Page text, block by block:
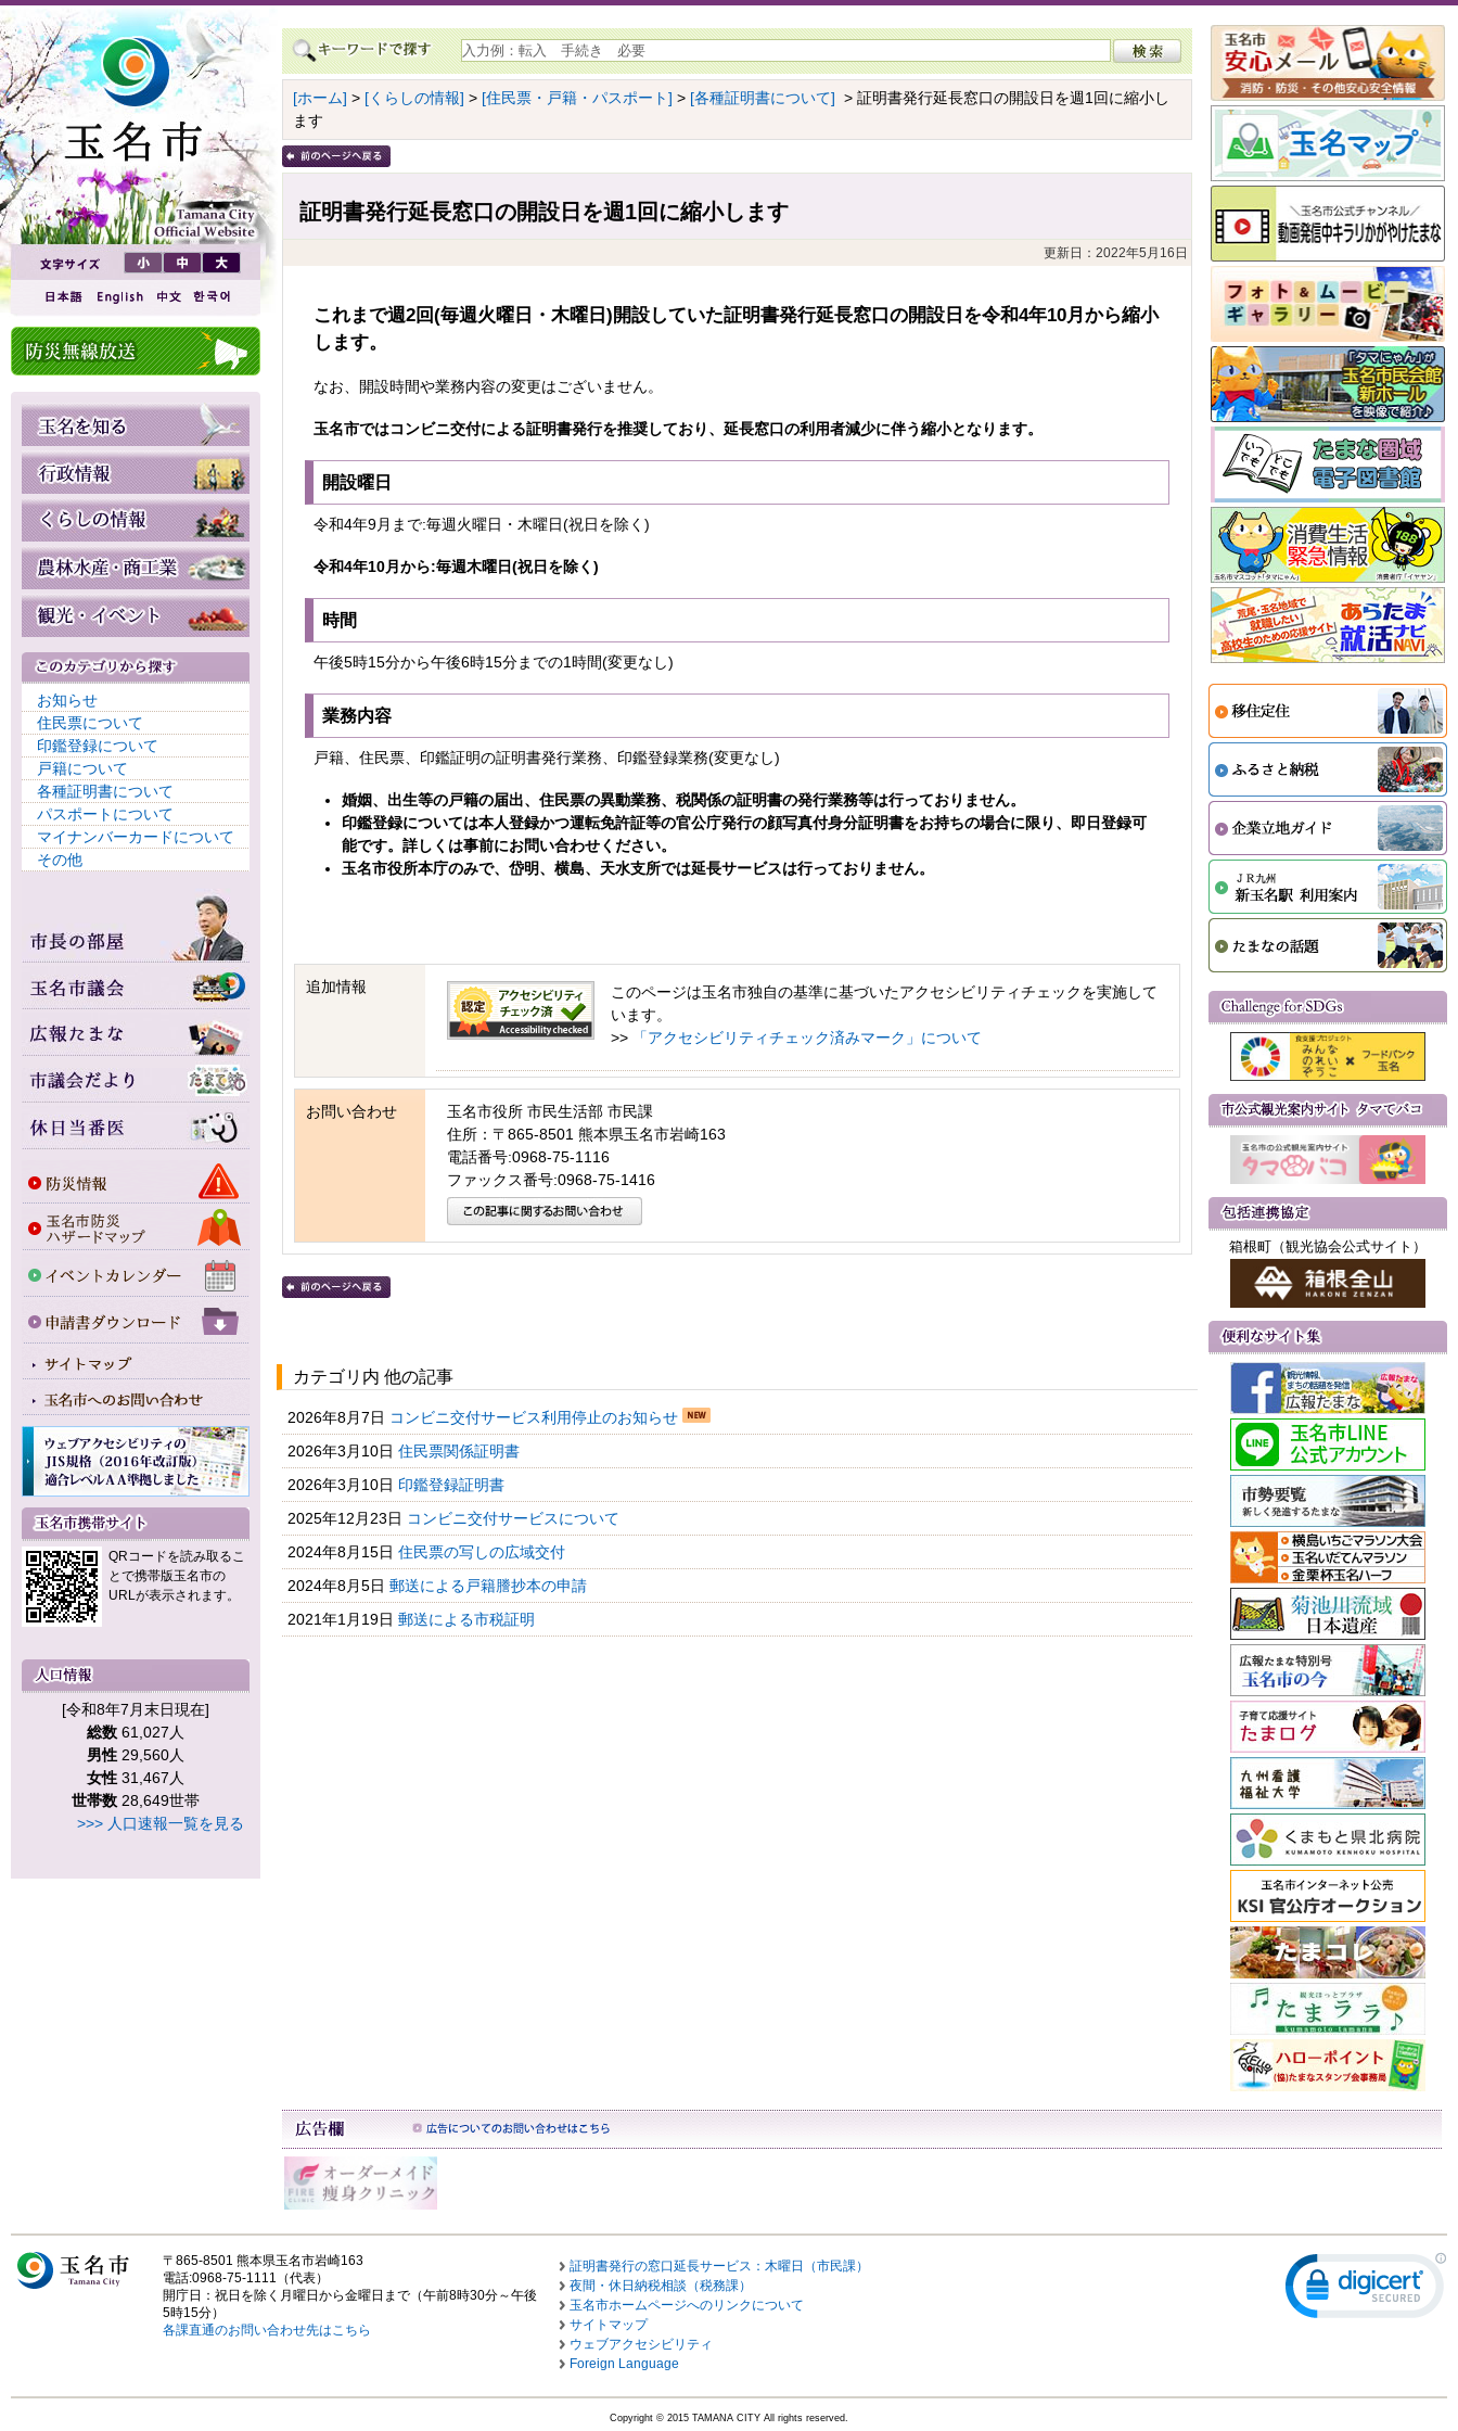
お知らせ
住民票について
印鑑登録について
戸籍について
各種証明書について
パスポートについて
マイナンバーカードについて
その他
QRコードを読み取るこ
とで携帯版玉名市の
URLが表示されます。
[令和8年7月末日現在]
総数 61,027人
男性 29,560人
女性 31,467人
世帯数 28,649世帯
>>> 人口速報一覧を見る
[ホーム] > [くらしの情報] > [住民票・戸籍・パスポート] > [各種証明書について] > 証明書発行延長窓口の開設日を週1回に縮小し
ます
証明書発行延長窓口の開設日を週1回に縮小します
更新日：2022年5月16日
これまで週2回(毎週火曜日・木曜日)開設していた証明書発行延長窓口の開設日を令和4年10月から縮小
します。
なお、開設時間や業務内容の変更はございません。
玉名市ではコンビニ交付による証明書発行を推奨しており、延長窓口の利用者減少に伴う縮小となります。
開設曜日
令和4年9月まで:毎週火曜日・木曜日(祝日を除く )
令和4年10月から:毎週木曜日(祝日を除く)
時間
午後5時15分から午後6時15分までの1時間(変更なし)
業務内容
戸籍、住民票、印鑑証明の証明書発行業務、印鑑登録業務(変更なし)
婚姻、出生等の戸籍の届出、住民票の異動業務、税関係の証明書の発行業務等は行っておりません。
印鑑登録については本人登録かつ運転免許証等の官公庁発行の顔写真付身分証明書をお持ちの場合に限り、即日登録可
能です。詳しくは事前にお問い合わせください。
玉名市役所本庁のみで、岱明、横島、天水支所では延長サービスは行っておりません。
追加情報
このページは玉名市独自の基準に基づいたアクセシビリティチェックを実施して
います。
>>
「アクセシビリティチェック済みマーク」について
お問い合わせ
玉名市役所 市民生活部 市民課
住所：〒865-8501 熊本県玉名市岩崎163
電話番号:0968-75-1116
ファックス番号:0968-75-1416
カテゴリ内 他の記事
2026年8月7日 コンビニ交付サービス利用停止のお知らせ
2026年3月10日 住民票関係証明書
2026年3月10日 印鑑登録証明書
2025年12月23日 コンビニ交付サービスについて
2024年8月15日 住民票の写しの広域交付
2024年8月5日 郵送による戸籍謄抄本の申請
2021年1月19日 郵送による市税証明
箱根町（観光協会公式サイト）
〒865-8501 熊本県玉名市岩崎163
電話:0968-75-1111（代表）
開庁日：祝日を除く月曜日から金曜日まで（午前8時30分～午後
5時15分）
各課直通のお問い合わせ先はこちら
証明書発行の窓口延長サービス：木曜日（市民課）
夜間・休日納税相談（税務課）
玉名市ホームページへのリンクについて
サイトマップ
ウェブアクセシビリティ
Foreign Language
Copyright © 2015 TAMANA CITY All rights reserved.